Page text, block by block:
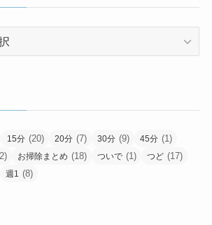
15分 (20) 20分 (7) 30分 (9) 45分 (1)
お掃除まとめ (18) ついで (1) つど (17)
週1 (8)